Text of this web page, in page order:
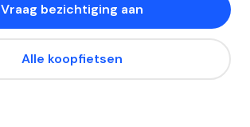
Vraag bezichtiging aan
Alle koopfietsen